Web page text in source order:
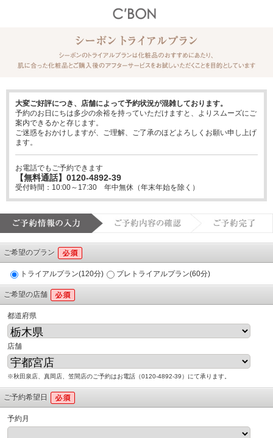
大変ご好評につき、店舗によって予約状況が混雑しております。
予約のお日にちは多少の余裕を持っていただけますと、よりスムーズにご
案内できるかと存じます。
ご迷惑をおかけしますが、ご理解、ご了承のほどよろしくお願い申し上げ
ます。
お電話でもご予約できます
【無料通話】0120-4892-39
受付時間：10:00～17:30 年中無休（年末年始を除く）
ご希望のプラン
トライアルプラン(120分) プレトライアルプラン(60分)
ご希望の店舗
都道府県
店舗
※秋田泉店、真岡店、笠間店のご予約はお電話（0120-4892-39）にて承ります。
ご予約希望日
予約月